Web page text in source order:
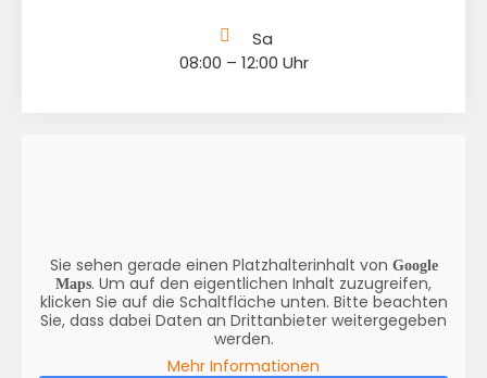
Sa
08:00 – 12:00 Uhr
Sie sehen gerade einen Platzhalterinhalt von Google
Maps. Um auf den eigentlichen Inhalt zuzugreifen,
klicken Sie auf die Schaltfläche unten. Bitte beachten
Sie, dass dabei Daten an Drittanbieter weitergegeben
werden.
Mehr Informationen